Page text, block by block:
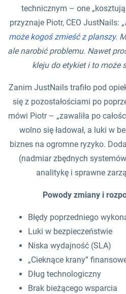
technicznym – one
przyznaje Piotr, CEO JustNails: „
może kogoś zmieść z planszy.
ale narobić problemu. Nawet
kleju do etykiet i to może
Zanim JustNails trafiło pod
się z pozostałościami po
mówi Piotr – „zawaliła po
wolno się ładował, a luki w
biznes na ogromne ryzyko.
(nadmiar zbędnych
analitykę i sprawne
Powody zmiany i
Błędy poprzedniego
Luki w bezpieczeństwie
Niska wydajność (SLA)
„Cieknące krany”
Dług technologiczny
Brak bieżącego wsparcia